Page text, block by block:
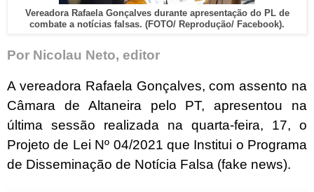
Vereadora Rafaela Gonçalves durante apresentação do PL de
combate a notícias falsas. (FOTO/ Reprodução/ Facebook).
Por Nicolau Neto, editor
A vereadora Rafaela Gonçalves, com assento na
Câmara de Altaneira pelo PT, apresentou na
última sessão realizada na quarta-feira, 17, o
Projeto de Lei Nº 04/2021 que Institui o Programa
de Disseminação de Notícia Falsa (fake news).